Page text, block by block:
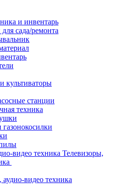
и инвентарь
сада/ремонта
культиваторы
станции
техника
Телевизоры,
аудио-видео техника